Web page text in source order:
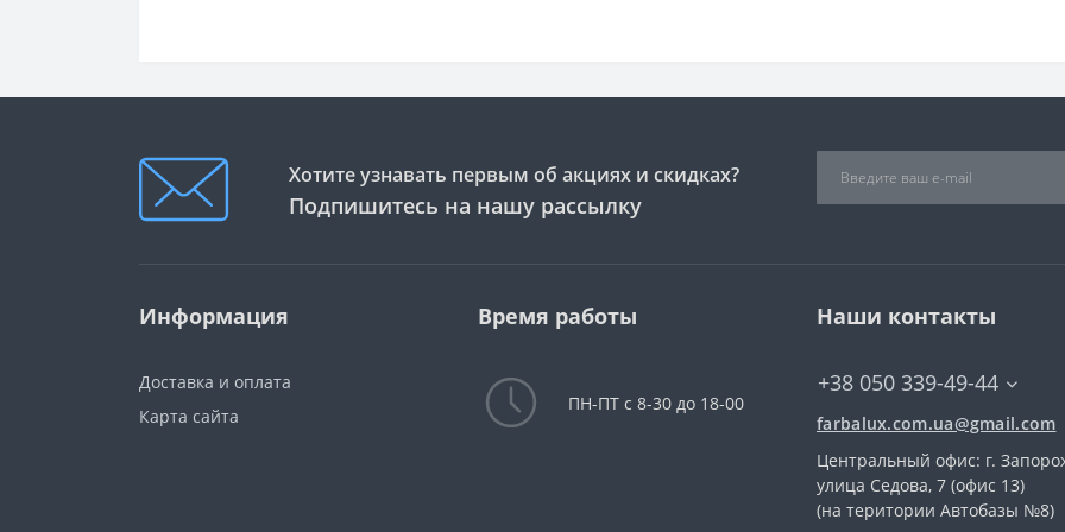
Хотите узнавать первым об акциях и скидках?
Подпишитесь на нашу рассылку
Информация
Доставка и оплата
Карта сайта
Время работы
ПН-ПТ с 8-30 до 18-00
Наши контакты
+38 050 339-49-44
farbalux.com.ua@gmail.com
Центральный офис: г.
улица Седова, 7 (офис 13)
(на територии Автобазы №8)